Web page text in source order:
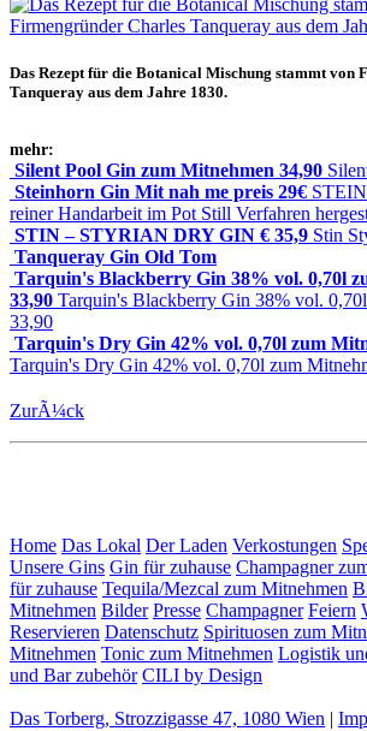
Das Rezept für die Botanical Mischung stammt von
Tanqueray aus dem Jahre 1830.
mehr:
Silent Pool Gin zum Mitnehmen 34,90
Steinhorn Gin Mit ­nah ­me ­preis 29€
reiner Handarbeit im Pot Still Verfahren
STIN – STYRIAN DRY GIN € 35,9 Stin
Tanqueray Gin Old Tom
Tarquin's Blackberry Gin 38% vol. 0,70l
33,90 Tarquin's Blackberry Gin 38% vol.
33,90
Tarquin's Dry Gin 42% vol. 0,70l zum
Tarquin's Dry Gin 42% vol. 0,70l zum
ZurÃ¼ck
Home Das Lokal Der Laden Verkostungen
Unsere Gins Gin für zuhause Champagner
für zuhause Tequila/Mezcal zum Mitnehmen
Mitnehmen Bilder Presse Champagner Feiern
Reservieren Datenschutz Spirituosen zum
Mitnehmen Tonic zum Mitnehmen Logistik
und Bar zubehör CILI by Design
Das Torberg, Strozzigasse 47, 1080 Wien |